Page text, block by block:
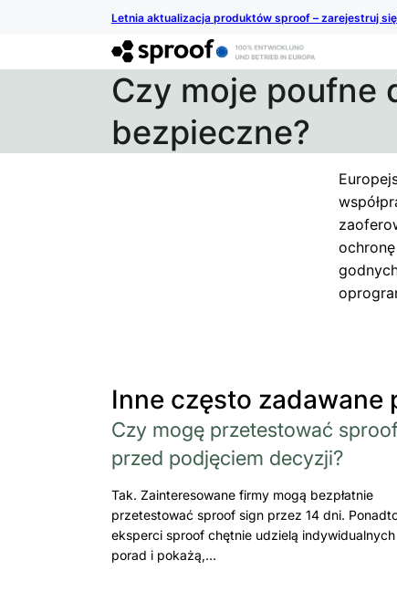
Letnia aktualizacja produktów sproof – zarejestruj
Czy moje poufne
bezpieczne?
Inne często zadawane
Czy mogę przetestować sproof
przed podjęciem decyzji?
Tak. Zainteresowane firmy mogą bezpłatnie
przetestować sproof sign przez 14 dni.
eksperci sproof chętnie udzielą indywidualnych
porad i pokażą,…